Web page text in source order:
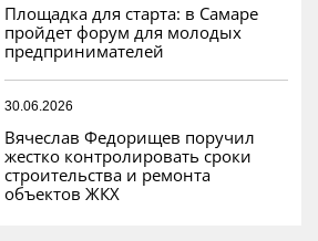
Площадка для старта: в Самаре
пройдет форум для молодых
предпринимателей
30.06.2026
Вячеслав Федорищев поручил
жестко контролировать сроки
строительства и ремонта
объектов ЖКХ